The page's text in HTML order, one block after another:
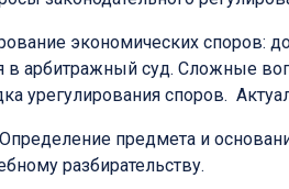
экономических споров:
в арбитражный суд. Сложные
урегулирования споров.
предмета и
разбирательству.